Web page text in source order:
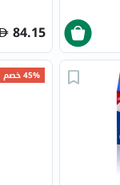
84.15
45% خصم